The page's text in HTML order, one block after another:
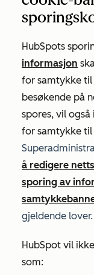
HubSpots
informasjon
for samtykke til
besøkende på
spores, vil også
for samtykke til
å redigere
sporing av
gjeldende lover.
HubSpot vil
som: